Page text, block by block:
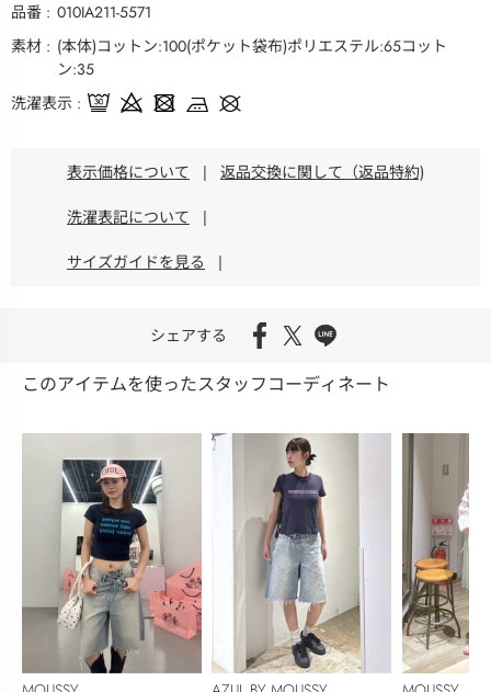
品番
010IA211-5571
素材
(本体)コットン:100(ポケット袋布)ポリエステル:65コット
ン:35
洗濯表示
表示価格について | 返品交換に関して（返品特約)
洗濯表記について |
サイズガイドを見る |
シェアする
このアイテムを使ったスタッフコーディネート